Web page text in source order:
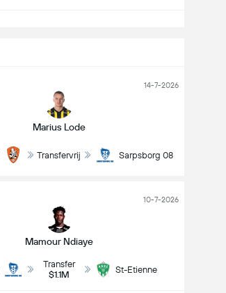
Marius Lode
14-7-2026
Transfervrij Sarpsborg 08
Mamour Ndiaye
10-7-2026
Transfer
$1.1M
St-Etienne